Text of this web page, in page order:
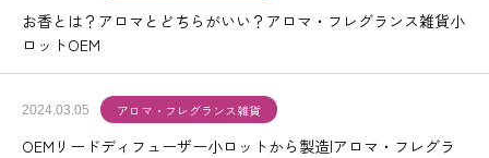
お香とは？アロマとどちらがいい？アロマ・フレグランス雑貨小
ロットOEM
2024.03.05 アロマ・フレグランス雑貨
OEMリードディフューザー小ロットから製造|アロマ・フレグラ